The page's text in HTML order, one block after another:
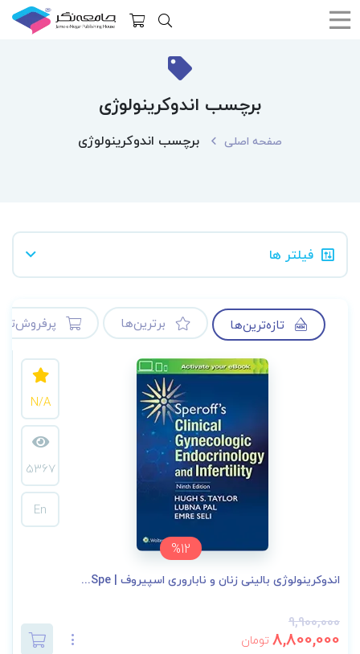
برچسب اندوکرینولوژی
صفحه اصلی برچسب اندوکرینولوژی
فیلتر ها
تازه‌ترین‌ها برترین‌ها
%12
N/A
5367
En
اندوکرینولوژی بالینی زنان و ناباروری اسپیروف | Spe...
9,900,000
8,800,000 تومان